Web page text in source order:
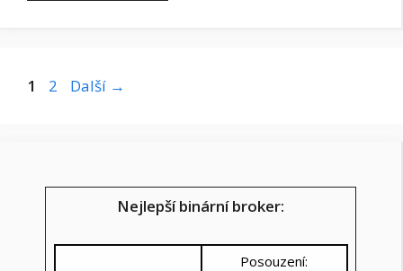
Stránka
1 Stránka
2 Další →
Nejlepší binární broker:
Posouzení: